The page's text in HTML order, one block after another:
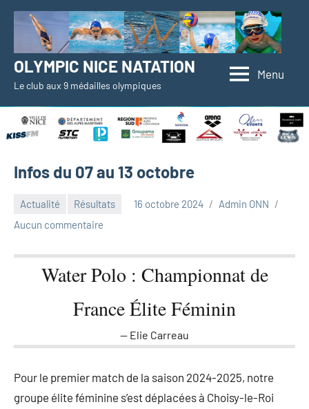
Aller
OLYMPIC NICE NATATION
Le club aux 9 médailles olympiques
Menu
Infos du 07 au 13 octobre
Actualité Résultats 16 octobre 2024
Admin ONN
Aucun commentaire
Water Polo : Championnat de
France Élite Féminin
Elie Carreau
Pour le premier match de la saison 2024-2025, notre
groupe élite féminine s’est déplacées à Choisy-le-Roi